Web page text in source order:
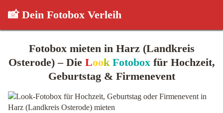
📸 Dein Fotobox Verleih
Fotobox mieten in Harz (Landkreis
Osterode) – Die Look Fotoboxfür Hochzeit,
Geburtstag & Firmenevent